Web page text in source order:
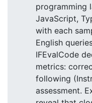
programming
JavaScript,
with each
English
IFEvalCode
metrics:
following
assessment.